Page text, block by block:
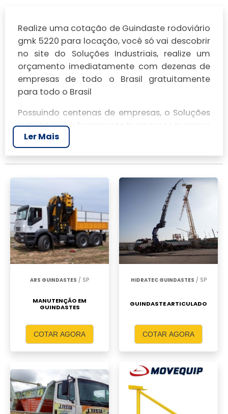
Realize uma cotação de Guindaste rodoviário
gmk 5220 para locação, você só vai descobrir
no site do Soluções Industriais, realize um
orçamento imediatamente com dezenas de
empresas de todo o Brasil gratuitamente
para todo o Brasil
Possuindo centenas de empresas, o Soluções
Industriais é a ferramenta business to business
mais completo da área industrial. Para
realizar um orçamento de Guindaste
rodoviário gmk 5220 para locação, clique em
um ou mais dos anuciantes a seguir:
Ler Mais
ARS GUINDASTES / SP
MANUTENÇÃO EM
GUINDASTES
COTAR AGORA
HIDRATEC GUINDASTES / SP
GUINDASTE ARTICULADO
COTAR AGORA